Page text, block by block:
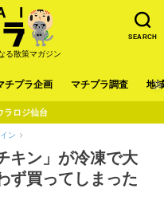
SEARCH
る散策マガジン
チプラ企画 マチプラ調査 地
ラロジ仙台
ン
キン」が冷凍で大
ず買ってしまった